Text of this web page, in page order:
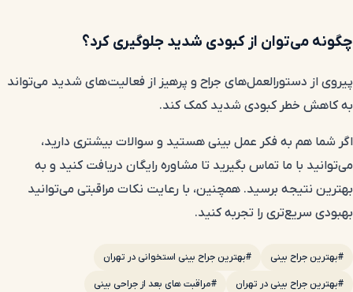
چگونه می‌توان از کبودی شدید جلوگیری کرد؟
پیروی از دستورالعمل‌های جراح و پرهیز از فعالیت‌های شدید می‌تواند
به کاهش خطر کبودی شدید کمک کند.
اگر شما هم به فکر عمل بینی هستید و سوالات بیشتری دارید،
می‌توانید با ما تماس بگیرید تا مشاوره رایگان دریافت کنید و به
بهترین نتیجه برسید. همچنین، با رعایت نکات مراقبتی می‌توانید
بهبودی سریع‌تری را تجربه کنید.
#بهترین جراح بینی #بهترین جراح بینی استخوانی در تهران
#بهترین جراح بینی در تهران #مراقبت های بعد از جراحی بینی